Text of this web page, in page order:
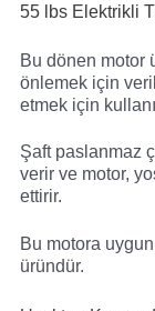
55 lbs Elektrikli
Bu dönen motor
önlemek için
etmek için
Şaft paslanmaz
verir ve motor,
ettirir.
Bu motora
üründür.